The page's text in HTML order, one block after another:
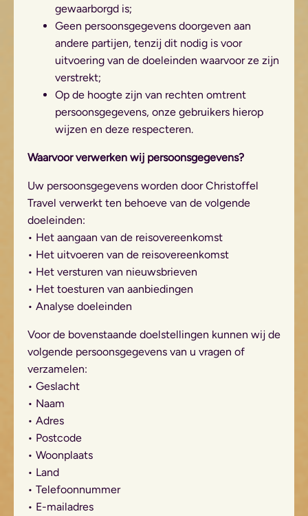
gewaarborgd is;
Geen persoonsgegevens doorgeven aan
andere partijen, tenzij dit nodig is voor
uitvoering van de doeleinden waarvoor ze zijn
verstrekt;
Op de hoogte zijn van rechten omtrent
persoonsgegevens, onze gebruikers hierop
wijzen en deze respecteren.
Waarvoor verwerken wij persoonsgegevens?
Uw persoonsgegevens worden door Christoffel
Travel verwerkt ten behoeve van de volgende
doeleinden:
• Het aangaan van de reisovereenkomst
• Het uitvoeren van de reisovereenkomst
• Het versturen van nieuwsbrieven
• Het toesturen van aanbiedingen
• Analyse doeleinden
Voor de bovenstaande doelstellingen kunnen wij de
volgende persoonsgegevens van u vragen of
verzamelen:
• Geslacht
• Naam
• Adres
• Postcode
• Woonplaats
• Land
• Telefoonnummer
• E-mailadres